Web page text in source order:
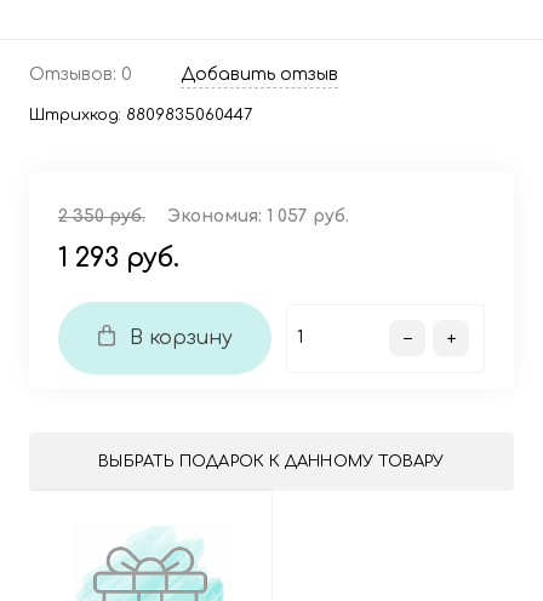
Отзывов: 0 Добавить отзыв
Штрихкод: 8809835060447
2 350 руб. Экономия: 1 057 руб.
1 293 руб.
В корзину
ВЫБРАТЬ ПОДАРОК К ДАННОМУ ТОВАРУ